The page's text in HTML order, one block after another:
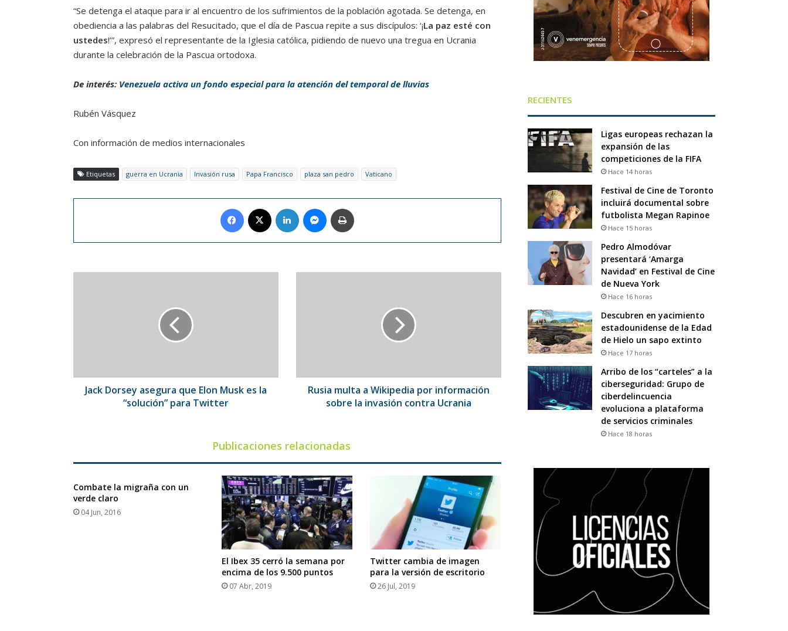
“Se detenga el ataque para ir al encuentro de los sufrimientos de la población agotada. Se detenga, en
obediencia a las palabras del Resucitado, que el día de Pascua repite a sus discípulos: ‘¡La paz esté con
ustedes!’”, expresó el representante de la Iglesia católica, pidiendo de nuevo una tregua en Ucrania
durante la celebración de la Pascua ortodoxa.
De interés: Venezuela activa un fondo especial para la atención del temporal de lluvias
Rubén Vásquez
Con información de medios internacionales
Etiquetas guerra en Ucrania Invasión rusa Papa Francisco plaza san pedro Vaticano
Facebook LinkedIn Messenger
“solución”
paraJack Dorsey asegura que Elon Musk es la
“solución” para Twitter
invasión
contraRusia multa a Wikipedia por información
sobre la invasión contra Ucrania
Publicaciones relacionadas
Combate la migraña con un
verde claro
04 Jun, 2016
El Ibex 35 cerró la semana por
encima de los 9.500 puntos
07 Abr, 2019
Twitter cambia de imagen
para la versión de escritorio
26 Jul, 2019
RECIENTES
Ligas europeas rechazan la
expansión de las
competiciones de la FIFA
Hace 14 horas
Festival de Cine de Toronto
incluirá documental sobre
futbolista Megan Rapinoe
Hace 15 horas
Pedro Almodóvar
presentará ‘Amarga
Navidad’ en Festival de Cine
de Nueva York
Hace 16 horas
Descubren en yacimiento
estadounidense de la Edad
de Hielo un sapo extinto
Hace 17 horas
Arribo de los “carteles” a la
ciberseguridad: Grupo de
ciberdelincuencia
evoluciona a plataforma
de servicios criminales
Hace 18 horas